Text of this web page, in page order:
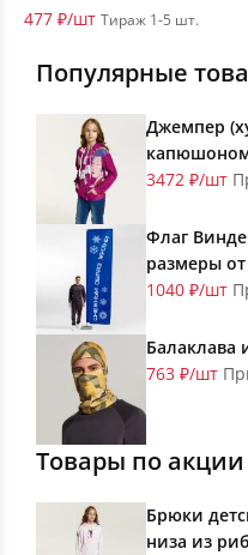
477 ₽/шт Тираж 1-5 шт.
Популярные
Джемпер
3472 ₽/шт
Флаг
размеры от
1040 ₽/шт
Балаклава
763 ₽/шт
Товары по акции
Брюки
низа из